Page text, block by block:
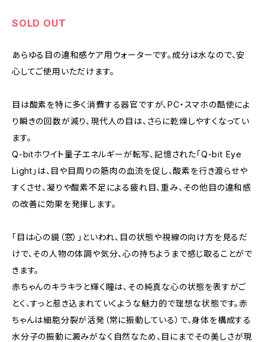
SOLD OUT
あらゆる目の違和感ケア用ウォーターです。成分は水なので、安
心してご使用いただけます。
目は酸素を特に多く消費する器官ですが、PC・スマホの酷使によ
り瞬きの回数が減り、現代人の目は、さらに乾燥しやすくなってい
ます。
Q-bitホワイト量子エネルギーが転写、記憶された「Q-bit Eye
Light」は、目や目周りの筋肉の血流を促し、酸素を行き渡らせや
すくさせ、凝りや酸素不足による疲れ目、重み、その他目の違和感
の改善に効果を発揮します。
「目は心の鏡（窓）」といわれ、目の状態や視線の向け方を見るだ
けで、その人物の体調や気分、心の持ちようまで感じ取ることがで
きます。
赤ちゃんのキラキラと輝く瞳は、その純真な心の状態を表すがご
とく、すっと惹き込まれていくような魅力的で理想な状態です。赤
ちゃんは細胞分裂が活発（常に振動している）で、身体を構成する
水分子の振動に澱みがなく自然なため、目にまでその美しさが現